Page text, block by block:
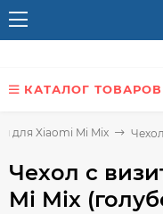
КАТАЛОГ ТОВАРОВ
для Xiaomi Mi Mix
Чехол с
Mi Mix